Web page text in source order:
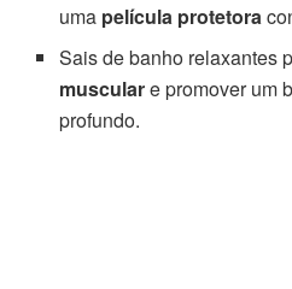
uma película protetora
Sais de banho relaxantes
musculare promover um
profundo.